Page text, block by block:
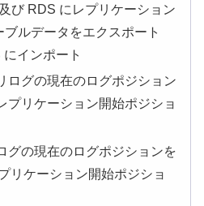
び RDS にレプリケーション
ブルデータをエクスポート
インポート
ログの現在のログポジション
プリケーション開始ポジショ
グの現在のログポジションを
リケーション開始ポジショ